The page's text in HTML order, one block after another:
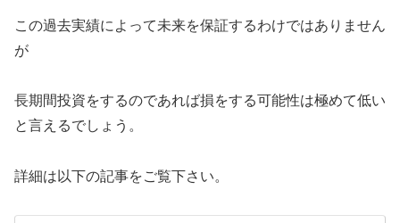
この過去実績によって未来を保証するわけではありません
が
長期間投資をするのであれば損をする可能性は極めて低い
と言えるでしょう。
詳細は以下の記事をご覧下さい。